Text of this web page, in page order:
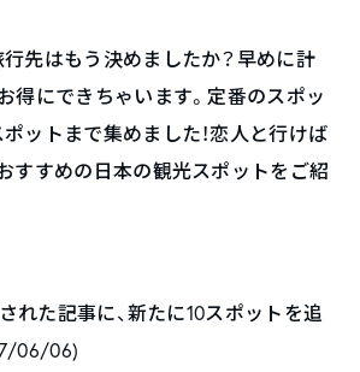
先はもう決めましたか？早めに計
得にできちゃいます。定番のスポッ
ットまで集めました！恋人と行けば
すすめの日本の観光スポットをご紹
れた記事に、新たに10スポットを追
06/06)